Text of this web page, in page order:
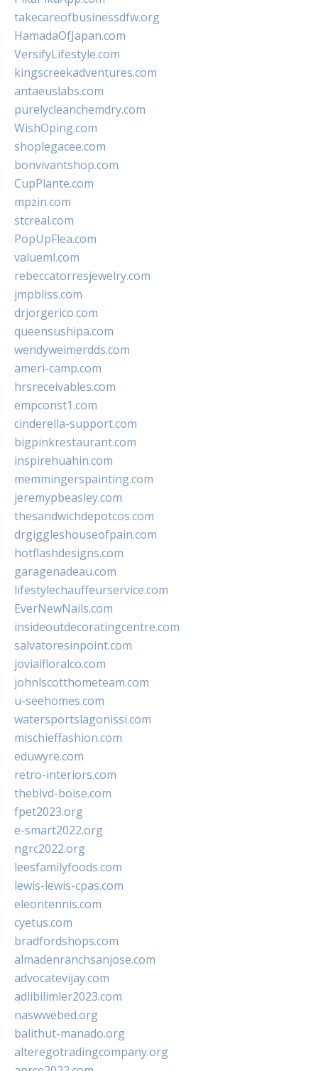
takecareofbusinessdfw.org
HamadaOfJapan.com
VersifyLifestyle.com
kingscreekadventures.com
antaeuslabs.com
purelycleanchemdry.com
WishOping.com
shoplegacee.com
bonvivantshop.com
CupPlante.com
mpzin.com
stcreal.com
PopUpFlea.com
valueml.com
rebeccatorresjewelry.com
jmpbliss.com
drjorgerico.com
queensushipa.com
wendyweimerdds.com
ameri-camp.com
hrsreceivables.com
empconst1.com
cinderella-support.com
bigpinkrestaurant.com
inspirehuahin.com
memmingerspainting.com
jeremypbeasley.com
thesandwichdepotcos.com
drgiggleshouseofpain.com
hotflashdesigns.com
garagenadeau.com
lifestylechauffeurservice.com
EverNewNails.com
insideoutdecoratingcentre.com
salvatoresinpoint.com
jovialfloralco.com
johnlscotthometeam.com
u-seehomes.com
watersportslagonissi.com
mischieffashion.com
eduwyre.com
retro-interiors.com
theblvd-boise.com
fpet2023.org
e-smart2022.org
ngrc2022.org
leesfamilyfoods.com
lewis-lewis-cpas.com
eleontennis.com
cyetus.com
bradfordshops.com
almadenranchsanjose.com
advocatevijay.com
adlibilimler2023.com
naswwebed.org
balithut-manado.org
alteregotradingcompany.org